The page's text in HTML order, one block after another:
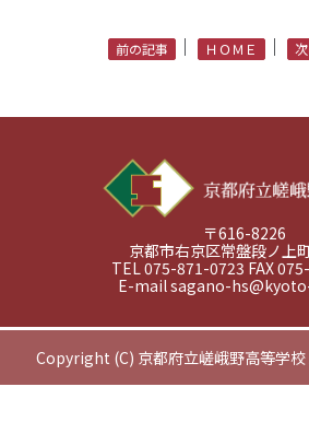
前の記事 ｜ ＨＯＭＥ ｜
〒616-8226
京都市右京区常盤段ノ上
TEL 075-871-0723 FAX
E-mailsagano-
Copyright (C) 京都府立嵯峨野高等学